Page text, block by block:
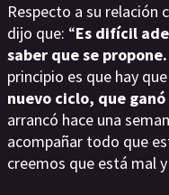
Respecto a su relación
dijo que: “Es difícil
saber que se propone.
principio es que hay
nuevo ciclo, que
arrancó hace una
acompañar todo que
creemos que está mal